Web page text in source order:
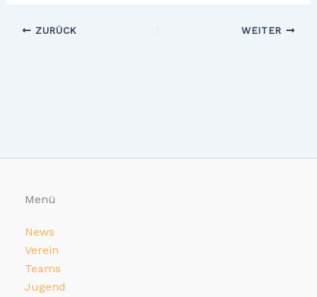
ZURÜCK WEITER
Menü
News
Verein
Teams
Jugend